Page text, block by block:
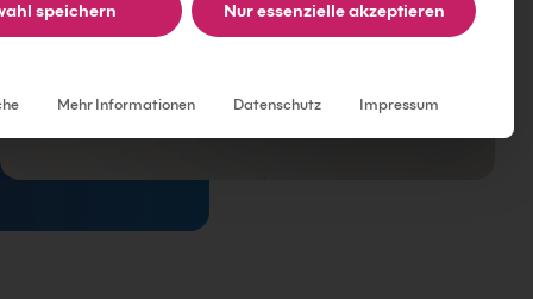
speichern Nur essenzielle akzeptieren
Mehr Informationen Datenschutz Impressum